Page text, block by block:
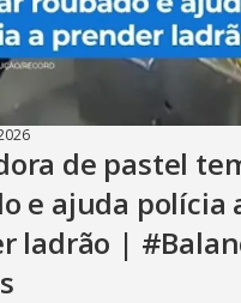
de pastel
e ajuda polícia
ladrão |